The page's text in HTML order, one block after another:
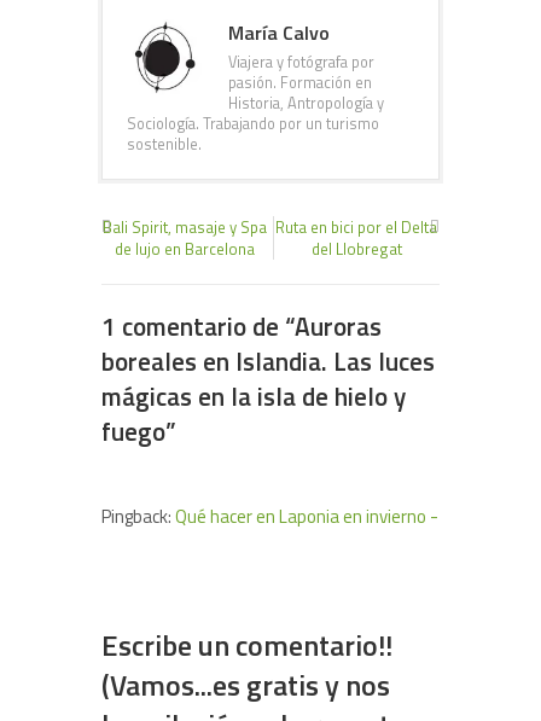
María Calvo
Viajera y fotógrafa por
pasión. Formación en
Historia, Antropología y
Sociología. Trabajando por un turismo
sostenible.
Bali Spirit, masaje y Spa
de lujo en Barcelona
Ruta en bici por el Delta
del Llobregat
1 comentario de “Auroras
boreales en Islandia. Las luces
mágicas en la isla de hielo y
fuego”
Pingback:Qué hacer en Laponia en invierno -
Escribe un comentario!!
(Vamos...es gratis y nos